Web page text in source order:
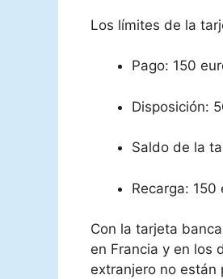
Los límites de la
Pago: 150
Disposición:
Saldo de la
Recarga: 150
Con la tarjeta
en Francia y en los
extranjero no están